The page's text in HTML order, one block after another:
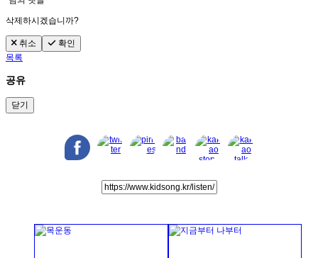
삭제하시겠습니까?
취소
확인
목록
공유
닫기